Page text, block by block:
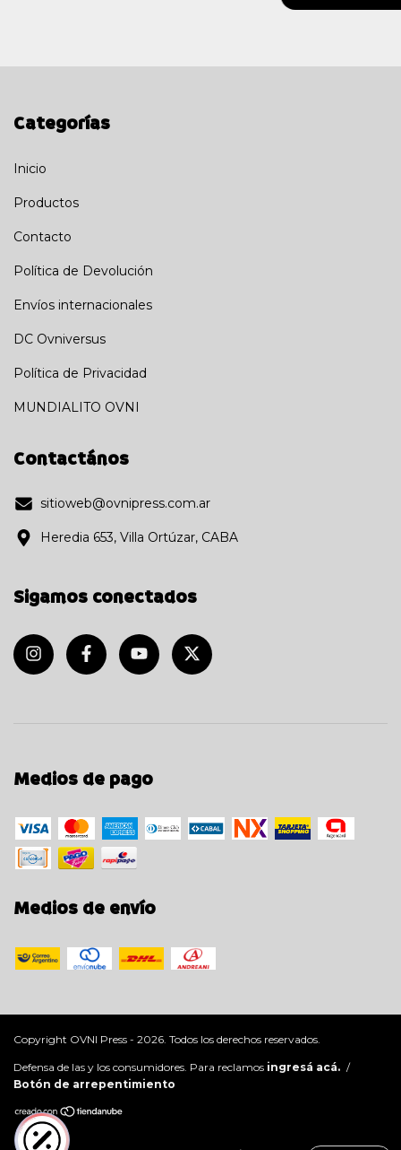
Categorías
Inicio
Productos
Contacto
Política de Devolución
Envíos internacionales
DC Ovniversus
Política de Privacidad
MUNDIALITO OVNI
Contactános
sitioweb@ovnipress.com.ar
Heredia 653, Villa Ortúzar, CABA
Sigamos conectados
Medios de pago
Medios de envío
Copyright OVNI Press - 2026. Todos los derechos reservados.
Defensa de las y los consumidores. Para reclamos ingresá acá. /
Botón de arrepentimiento